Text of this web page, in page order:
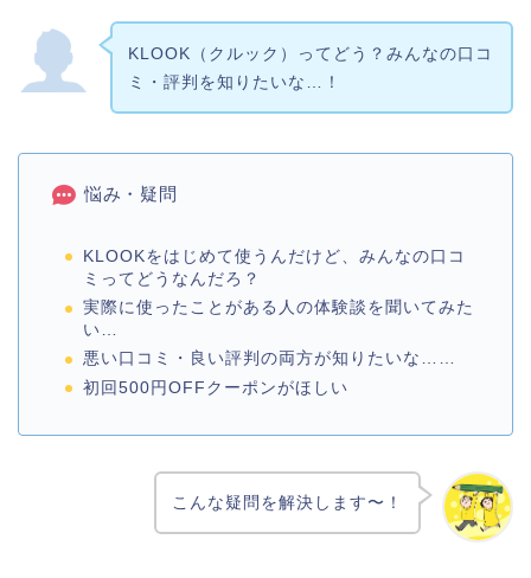
KLOOK（クルック）ってどう？みんなの口コ
ミ・評判を知りたいな…！
悩み・疑問
KLOOKをはじめて使うんだけど、みんなの口コ
ミってどうなんだろ？
実際に使ったことがある人の体験談を聞いてみた
い…
悪い口コミ・良い評判の両方が知りたいな……
初回500円OFFクーポンがほしい
こんな疑問を解決します〜！